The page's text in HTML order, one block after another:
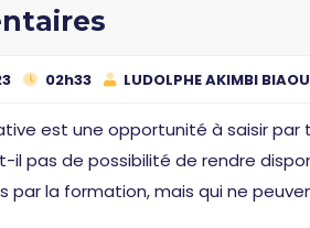
02h33 LUDOLPHE AKIMBI BIAOU
est une opportunité à saisir par
il pas de possibilité de rendre
par la formation, mais qui ne